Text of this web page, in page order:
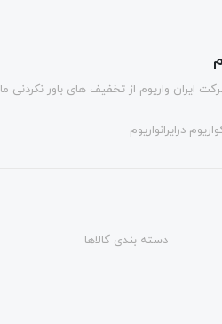
ایران واریوم از تخفیف های باور نکردنی ما
درایرانواریوم
دسته بندی کالاها